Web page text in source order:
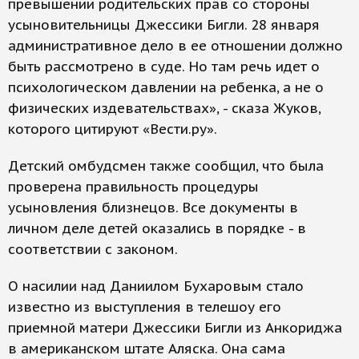
превышении родительских прав со стороны
усыновительницы Джессики Бигли. 28 января
административное дело в ее отношении должно
быть рассмотрено в суде. Но там речь идет о
психологическом давлении на ребенка, а не о
физических издевательствах», - сказа Жуков,
которого цитируют «Вести.ру».
Детский омбудсмен также сообщил, что была
проверена правильность процедуры
усыновления близнецов. Все документы в
личном деле детей оказались в порядке - в
соответствии с законом.
О насилии над Даниилом Бухаровым стало
известно из выступления в телешоу его
приемной матери Джессики Бигли из Анкориджа
в американском штате Аляска. Она сама